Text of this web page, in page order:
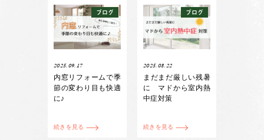
ブログ
2025.09.17
内窓リフォームで季
節の変わり目も快適
に♪
続きを見る
ブログ
2025.08.22
まだまだ厳しい残暑
に マドから室内熱
中症対策
続きを見る